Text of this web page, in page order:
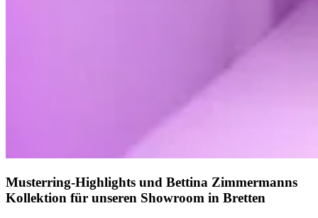
Musterring-Highlights und Bettina Zimmermanns
Kollektion für unseren Showroom in Bretten